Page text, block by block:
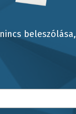
beleszólása,